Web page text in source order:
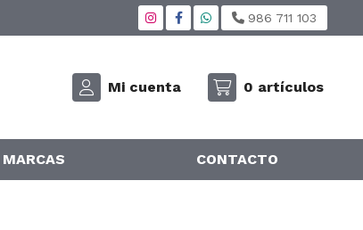
986 711 103
Mi cuenta 0 artículos
MARCAS CONTACTO